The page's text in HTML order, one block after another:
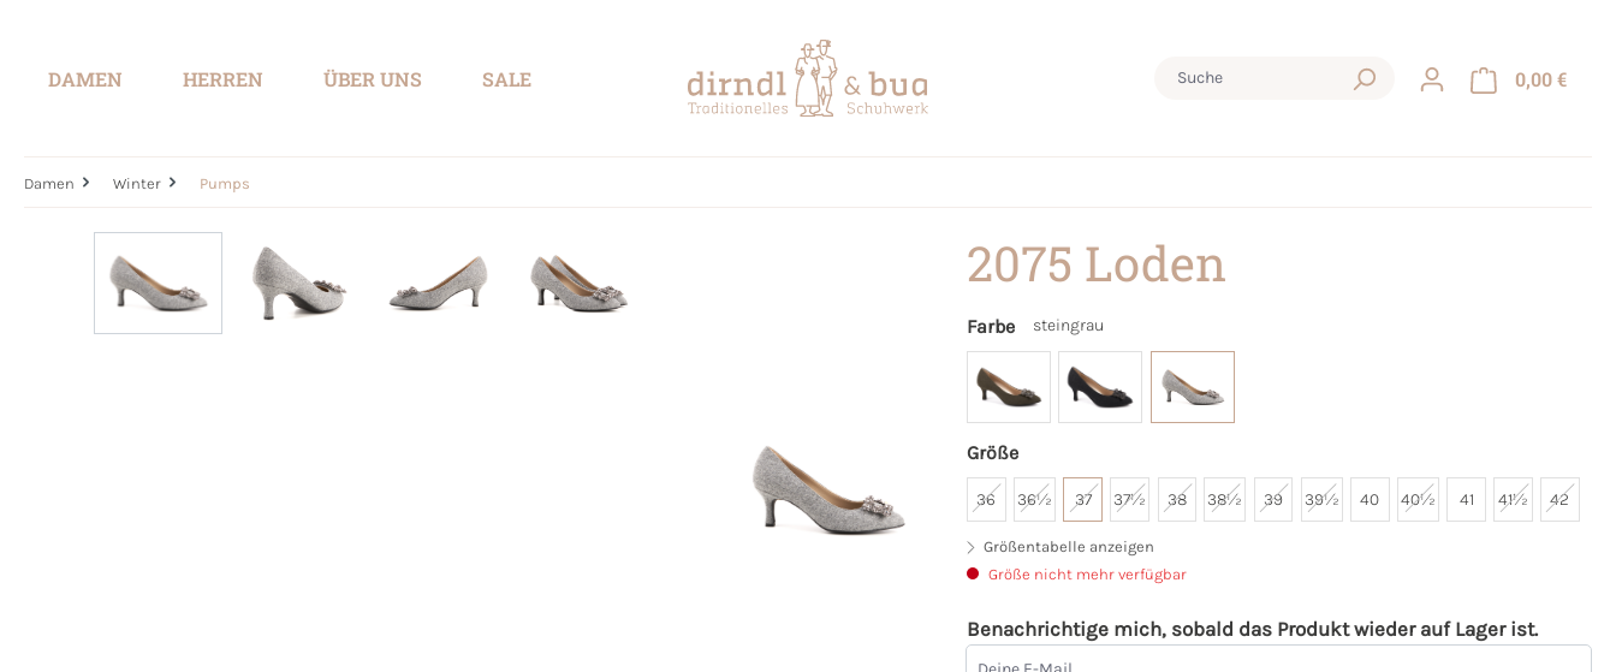
DAMEN HERREN ÜBER UNS SALE 0,00 €
Damen Winter Pumps
Bildergalerie überspringen 2075 Loden
Farbe steingrau
Größe
36 36½ 37 37½ 38 38½ 39 39½ 40 40½ 41 41½ 42
Größentabelle anzeigen
Größe nicht mehr verfügbar
Benachrichtige mich, sobald das Produkt wieder auf Lager ist.
Deine E-Mail